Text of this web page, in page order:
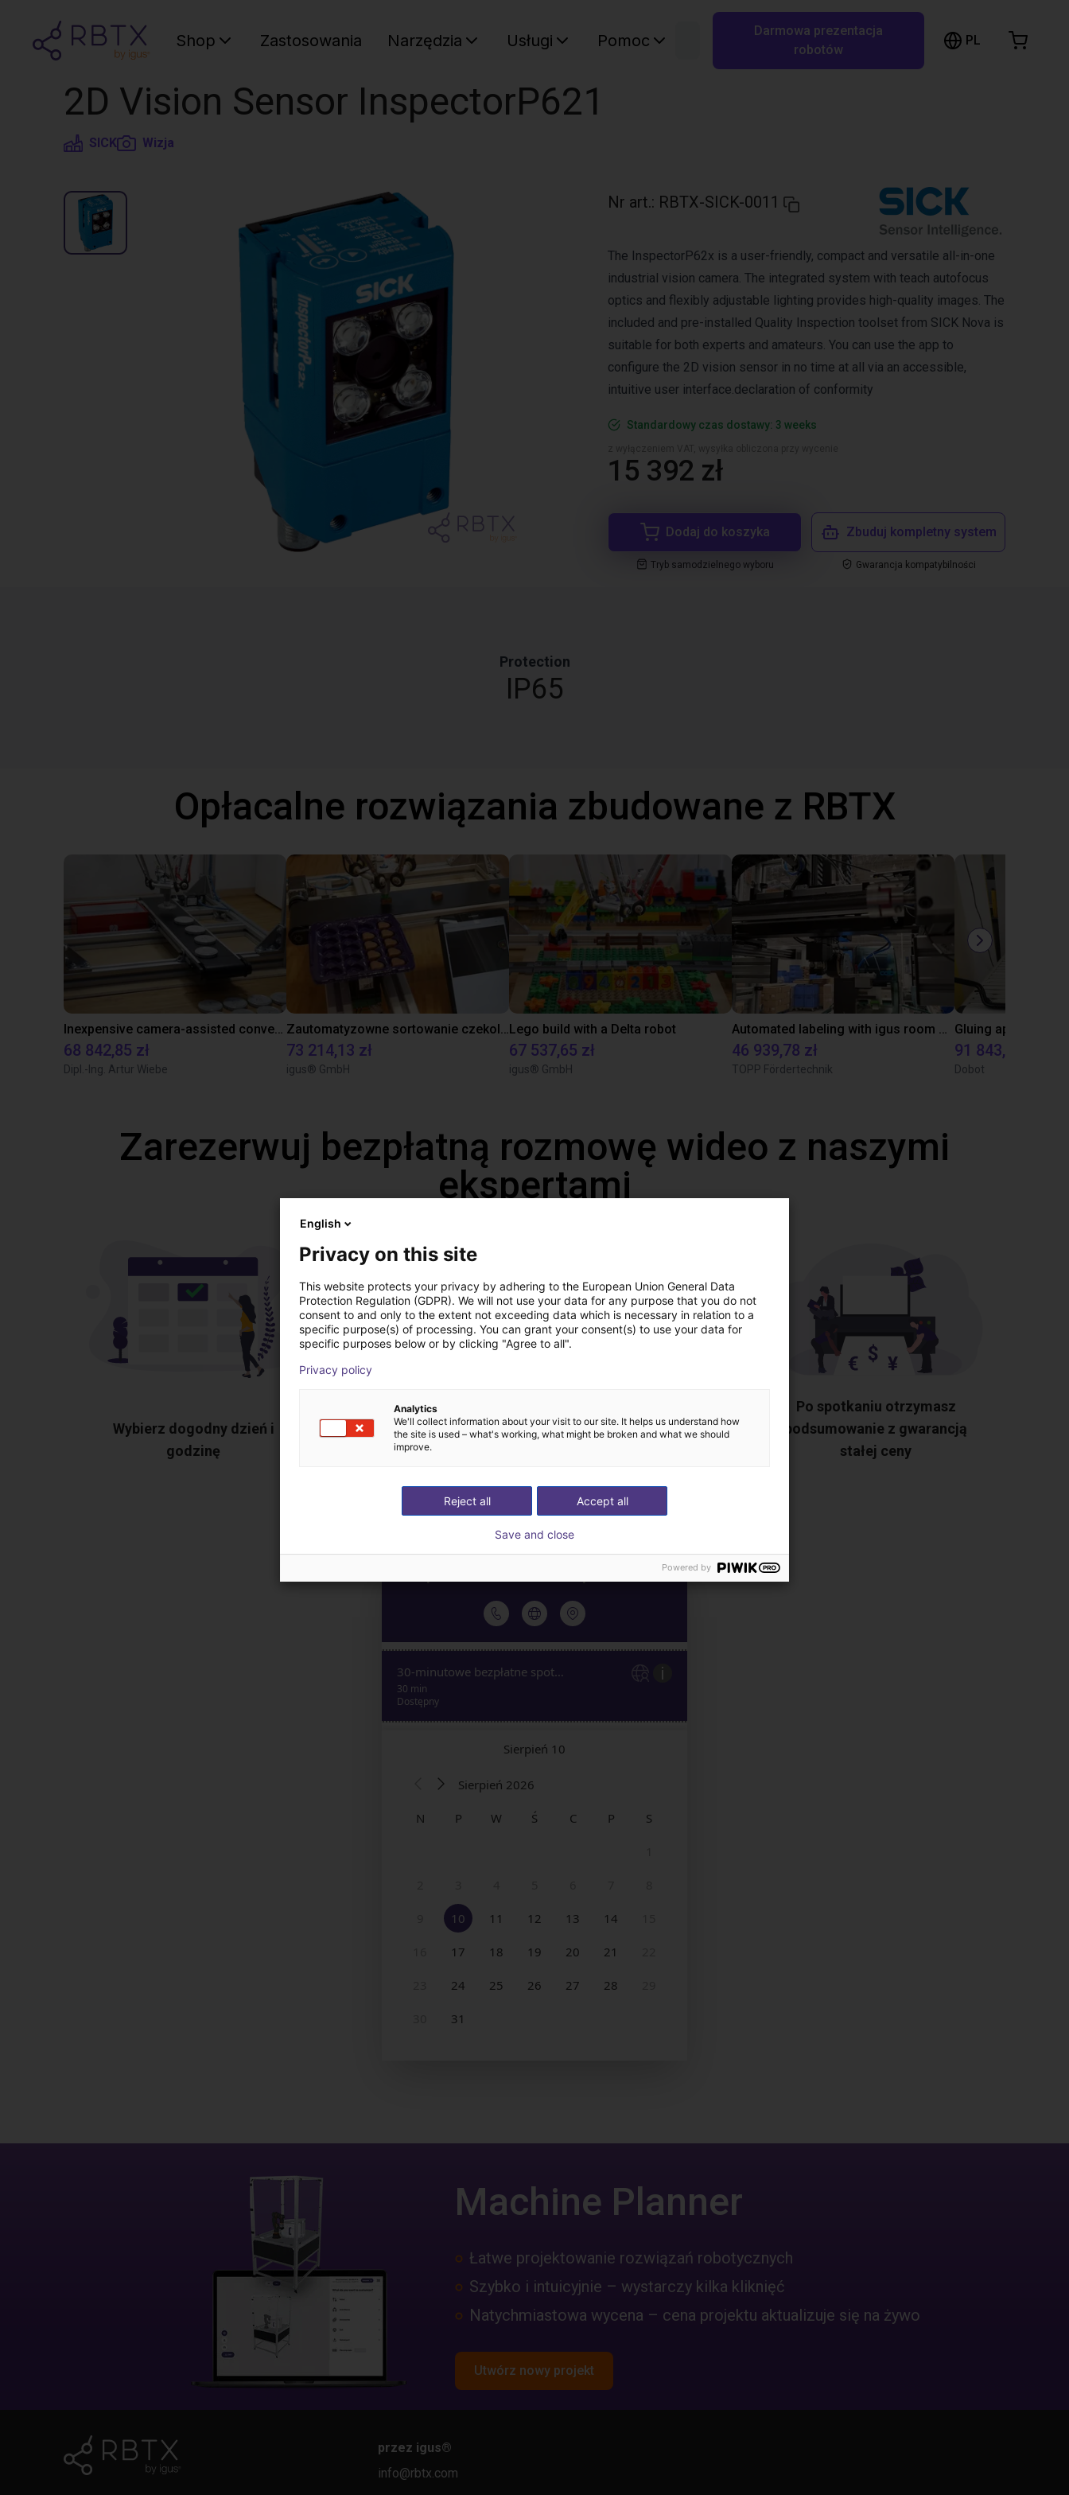
Shop Zastosowania Narzędzia Usługi Pomoc Szukaj w RBTX…
Darmowa prezentacja
robotów
PL
2D Vision Sensor InspectorP621
SICK Wizja
Nr art.: RBTX-SICK-0011
The InspectorP62x is a user-friendly, compact and versatile all-in-one
industrial vision camera. The integrated system with teach autofocus
optics and flexibly adjustable lighting provides high-quality images. The
included and pre-installed Quality Inspection toolset from SICK Nova is
suitable for both experts and amateurs. You can use the app to
configure the 2D vision sensor in no time at all via an accessible,
intuitive user interface.declaration of conformity
Standardowy czas dostawy: 3 weeks
15 392 zł
Dodaj do koszyka
Tryb samodzielnego wyboru
Zbuduj kompletny system
Gwarancja kompatybilności
Protection
IP65
Opłacalne rozwiązania zbudowane z RBTX
Inexpensive camera-assisted conveyor tracking solution with a delta robot
68 842,85 zł
Dipl.-Ing. Artur Wiebe
Zautomatyzowne sortowanie czekolady z wykorzystaniem robota typu Delta
73 214,13 zł
igus® GmbH
Lego build with a Delta robot
67 537,65 zł
igus® GmbH
Automated labeling with igus room gantry and a cab label printer
46 939,78 zł
TOPP Fördertechnik
91 843,48 zł
Dobot
Zarezerwuj bezpłatną rozmowę wideo z naszymi
ekspertami
Wybierz dogodny dzień i
godzinę
Pokaż nam swoje wyzwanie
automatyzacyjne
komponenty – od robota po
Po spotkaniu otrzymasz
podsumowanie z gwarancją
stałej ceny
Wózek sklepowy
Machine Planner
Łatwe projektowanie rozwiązań robotycznych
Szybko i intuicyjnie – wystarczy kilka kliknięć
Natychmiastowa wycena – cena projektu aktualizuje się na żywo
Utwórz nowy projekt
przez igus®
info@rbtx.com
English
Privacy on this site
This website protects your privacy by adhering to the European Union General Data
Protection Regulation (GDPR). We will not use your data for any purpose that you do not
consent to and only to the extent not exceeding data which is necessary in relation to a
specific purpose(s) of processing. You can grant your consent(s) to use your data for
specific purposes below or by clicking "Agree to all".
Privacy policy
Analytics
We'll collect information about your visit to our site. It helps us understand how
the site is used – what's working, what might be broken and what we should
improve.
Accept all
Reject all
Save and close
Powered by